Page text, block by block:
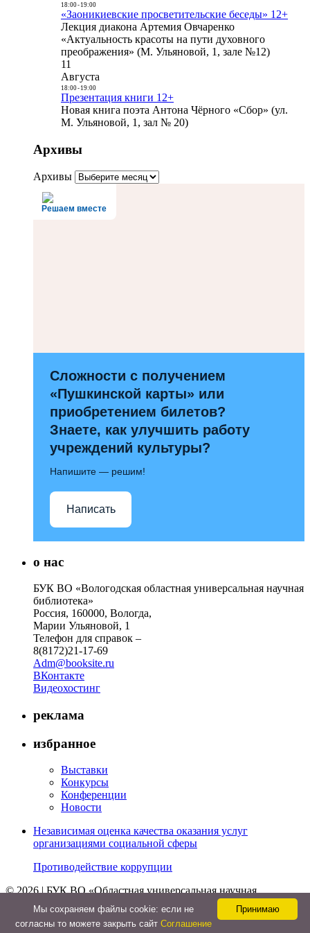
18:00- 19:00
«Заоникиевские просветительские беседы» 12+
Лекция диакона Артемия Овчаренко
«Актуальность красоты на пути духовного
преображения» (М. Ульяновой, 1, зале №12)
11
Августа
18:00- 19:00
Презентация книги 12+
Новая книга поэта Антона Чёрного «Сбор» (ул.
М. Ульяновой, 1, зал № 20)
Архивы
Архивы
Решаем вместе
Сложности с получением
«Пушкинской карты» или
приобретением билетов?
Знаете, как улучшить работу
учреждений культуры?
Напишите — решим!
Написать
о нас
БУК ВО «Вологодская областная универсальная научная
библиотека»
Россия, 160000, Вологда,
Марии Ульяновой, 1
Телефон для справок –
8(8172)21-17-69
Adm@booksite.ru
ВКонтакте
Видеохостинг
реклама
избранное
Выставки
Конкурсы
Конференции
Новости
Независимая оценка качества оказания услуг
организациями социальной сферы
Противодействие коррупции
© 2026 | БУК ВО «Областная универсальная научная
библиотека»
Принимаю
Мы cохраняем файлы cookie: если не
согласны то можете закрыть сайт Соглашение